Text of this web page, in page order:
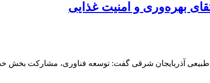
بهره‌وری و امنیت غذایی
طبیعی آذربایجان شرقی گفت: توسعه فناوری، مشارکت